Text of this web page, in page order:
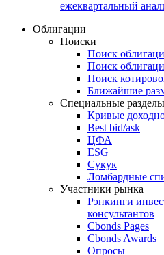
Cbonds Review
ежеквартальный
Облигации
Поиски
Поиск
Поиск
Поиск
Ближайшие
Специальные разделы
Кривые
Best bid/ask
ЦФА
ESG
Сукук
Ломбардные
Участники рынка
Рэнкинги